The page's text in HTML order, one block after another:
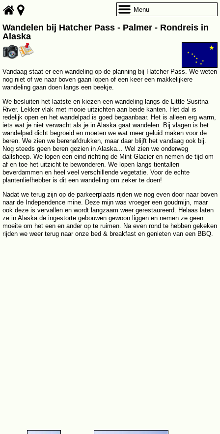
Wandelen bij Hatcher Pass - Palmer - Rondreis in
Alaska
Vandaag staat er een wandeling op de planning bij Hatcher Pass. We weten
nog niet of we naar boven gaan lopen of een keer een makkelijkere
wandeling gaan doen langs een beekje.
We besluiten het laatste en kiezen een wandeling langs de Little Susitna
River. Lekker vlak met mooie uitzichten aan beide kanten. Het dal is
redelijk open en het wandelpad is goed begaanbaar. Het is alleen erg warm,
iets wat je niet verwacht als je in Alaska gaat wandelen. Bij vlagen is het
wandelpad dicht begroeid en moeten we wat meer geluid maken voor de
beren. We zien we berenafdrukken, maar daar blijft het vandaag ook bij.
Nog steeds geen beren gezien in Alaska... Wel zien we onderweg
dallsheep. We lopen een eind richting de Mint Glacier en nemen de tijd om
af en toe het uitzicht te bewonderen. We lopen langs tientallen
beverdammen en heel veel verschillende vegetatie. Voor de echte
plantenliefhebber is dit een wandeling om zeker te doen!
Nadat we terug zijn op de parkeerplaats rijden we nog even door naar boven
naar de Independence mine. Deze mijn was vroeger een goudmijn, maar
ook deze is vervallen en wordt langzaam weer gerestaureerd. Helaas laten
ze in Alaska de ingestorte gebouwen gewoon liggen en nemen ze geen
moeite om het een en ander op te ruimen. Na even rond te hebben gekeken
rijden we weer terug naar onze bed & breakfast en genieten van een BBQ.
Menu